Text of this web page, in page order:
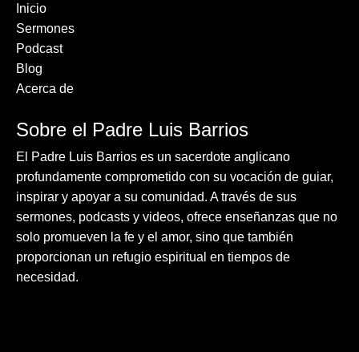
Inicio
Sermones
Podcast
Blog
Acerca de
Sobre el Padre Luis Barrios
El Padre Luis Barrios es un sacerdote anglicano
profundamente comprometido con su vocación de guiar,
inspirar y apoyar a su comunidad. A través de sus
sermones, podcasts y videos, ofrece enseñanzas que no
solo promueven la fe y el amor, sino que también
proporcionan un refugio espiritual en tiempos de
necesidad.